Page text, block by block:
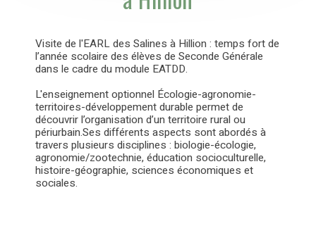
Visite de l'EARL des Salines à Hillion : temps fort de
l’année scolaire des élèves de Seconde Générale
dans le cadre du module EATDD.
L'enseignement optionnel Écologie-agronomie-
territoires-développement durable permet de
découvrir l’organisation d’un territoire rural ou
périurbain.Ses différents aspects sont abordés à
travers plusieurs disciplines : biologie-écologie,
agronomie/zootechnie, éducation socioculturelle,
histoire-géographie, sciences économiques et
sociales.